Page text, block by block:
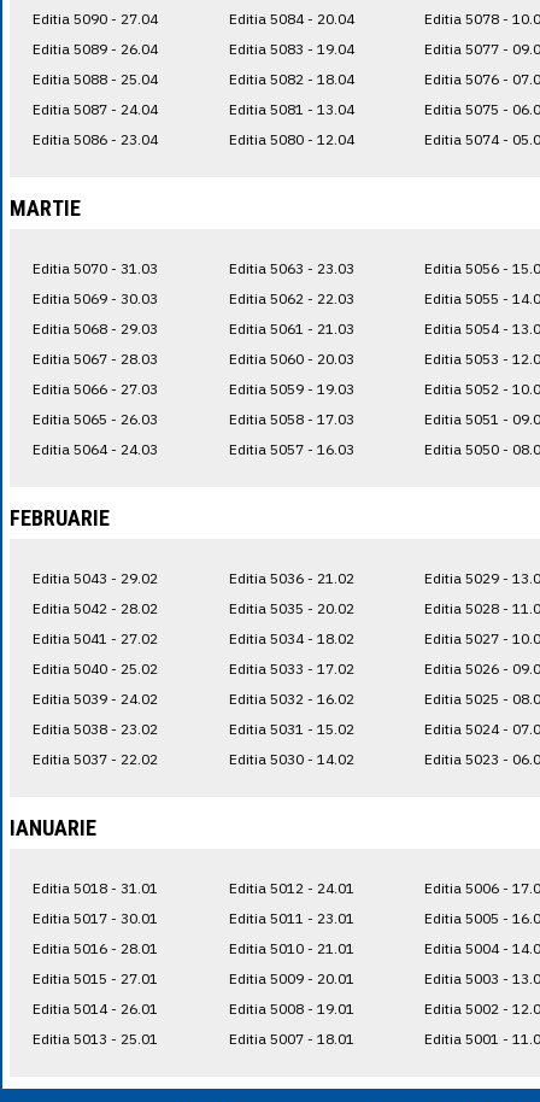
Editia 5090 - 27.04
Editia 5089 - 26.04
Editia 5088 - 25.04
Editia 5087 - 24.04
Editia 5086 - 23.04
Editia 5084 - 20.04
Editia 5083 - 19.04
Editia 5082 - 18.04
Editia 5081 - 13.04
Editia 5080 - 12.04
Editia 5078 -
Editia 5077 -
Editia 5076 -
Editia 5075 -
Editia 5074 -
MARTIE
Editia 5070 - 31.03
Editia 5069 - 30.03
Editia 5068 - 29.03
Editia 5067 - 28.03
Editia 5066 - 27.03
Editia 5065 - 26.03
Editia 5064 - 24.03
Editia 5063 - 23.03
Editia 5062 - 22.03
Editia 5061 - 21.03
Editia 5060 - 20.03
Editia 5059 - 19.03
Editia 5058 - 17.03
Editia 5057 - 16.03
Editia 5056 -
Editia 5055 -
Editia 5054 -
Editia 5053 -
Editia 5052 -
Editia 5051 -
Editia 5050 -
FEBRUARIE
Editia 5043 - 29.02
Editia 5042 - 28.02
Editia 5041 - 27.02
Editia 5040 - 25.02
Editia 5039 - 24.02
Editia 5038 - 23.02
Editia 5037 - 22.02
Editia 5036 - 21.02
Editia 5035 - 20.02
Editia 5034 - 18.02
Editia 5033 - 17.02
Editia 5032 - 16.02
Editia 5031 - 15.02
Editia 5030 - 14.02
Editia 5029 -
Editia 5028 -
Editia 5027 -
Editia 5026 -
Editia 5025 -
Editia 5024 -
Editia 5023 -
IANUARIE
Editia 5018 - 31.01
Editia 5017 - 30.01
Editia 5016 - 28.01
Editia 5015 - 27.01
Editia 5014 - 26.01
Editia 5013 - 25.01
Editia 5012 - 24.01
Editia 5011 - 23.01
Editia 5010 - 21.01
Editia 5009 - 20.01
Editia 5008 - 19.01
Editia 5007 - 18.01
Editia 5006 -
Editia 5005 -
Editia 5004 -
Editia 5003 -
Editia 5002 -
Editia 5001 -